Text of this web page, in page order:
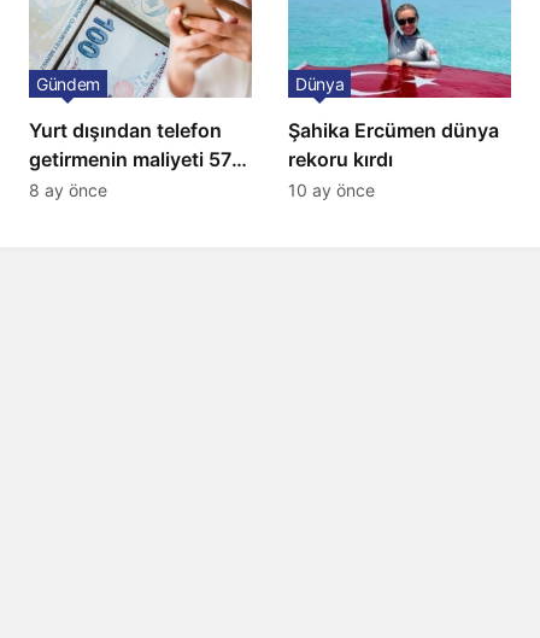
Yurt dışından telefon
getirmenin maliyeti 57
bin lira oldu
Gündem
8 ay önce
Şahika Ercümen dünya
rekoru kırdı
Dünya
10 ay önce